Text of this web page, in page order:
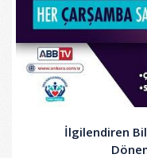
İlgilendiren